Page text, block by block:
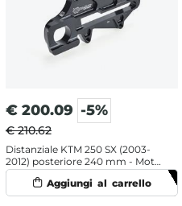
€ 200.09 -5%
€ 210.62
Distanziale KTM 250 SX (2003-
2012) posteriore 240 mm - Moto
Master